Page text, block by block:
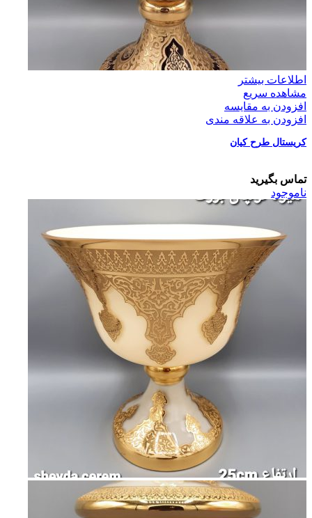
اطلاعات بیشتر
مشاهده سریع
افزودن به مقایسه
افزودن به علاقه مندی
کریستال طرح کیان
تماس بگیرید
ناموجود